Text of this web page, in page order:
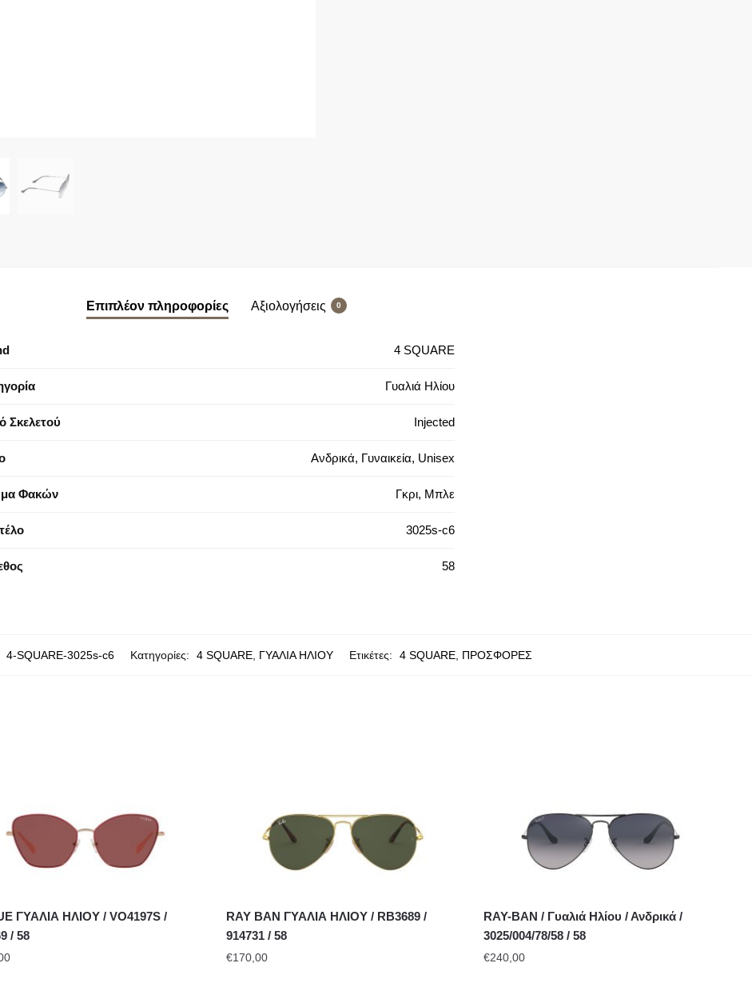
Επιπλέον πληροφορίες Αξιολογήσεις 0
4 SQUARE
Γυαλιά Ηλίου
Σκελετού Injected
Ανδρικά, Γυναικεία, Unisex
Φακών Γκρι, Μπλε
3025s-c6
58
4-SQUARE-3025s-c6 Κατηγορίες: 4 SQUARE, ΓΥΑΛΙΑ ΗΛΙΟΥ Ετικέτες: 4 SQUARE, ΠΡΟΣΦΟΡΕΣ
ΓΥΑΛΙΑ ΗΛΙΟΥ / VO4197S /
/ 58
RAY BAN ΓΥΑΛΙΑ ΗΛΙΟΥ / RB3689 /
914731 / 58
€170,00
RAY-BAN / Γυαλιά Ηλίου / Ανδρικά /
3025/004/78/58 / 58
€240,00